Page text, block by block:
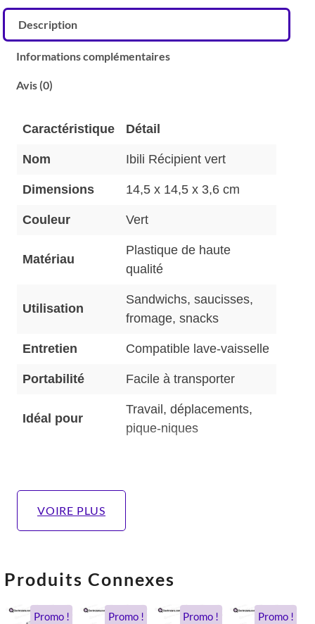
Description
Informations complémentaires
Avis (0)
Caractéristique Détail
Nom Ibili Récipient vert
Dimensions 14,5 x 14,5 x 3,6 cm
Couleur Vert
Matériau
Plastique de haute
qualité
Utilisation
Sandwichs, saucisses,
fromage, snacks
Entretien Compatible lave-vaisselle
Portabilité Facile à transporter
Idéal pour
Travail, déplacements,
pique-niques
VOIRE PLUS
Produits Connexes
Promo !
Le
Le
Promo !
Le
Le
Promo !
Le
Le
Promo !
Le
Le